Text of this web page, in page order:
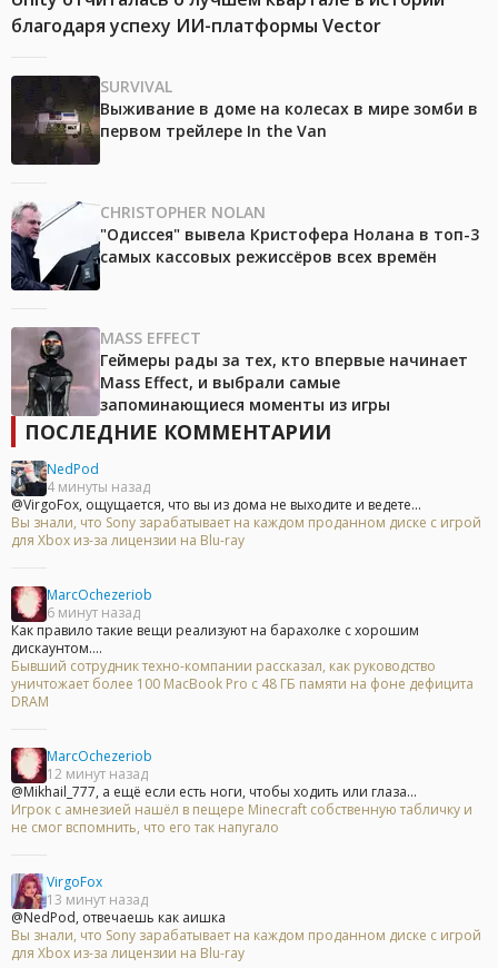
благодаря успеху ИИ-платформы Vector
SURVIVAL
Выживание в доме на колесах в мире зомби в
первом трейлере In the Van
CHRISTOPHER NOLAN
"Одиссея" вывела Кристофера Нолана в топ-3
самых кассовых режиссёров всех времён
MASS EFFECT
Геймеры рады за тех, кто впервые начинает
Mass Effect, и выбрали самые
запоминающиеся моменты из игры
ПОСЛЕДНИЕ КОММЕНТАРИИ
NedPod
4 минуты назад
@VirgoFox, ощущается, что вы из дома не выходите и ведете...
Вы знали, что Sony зарабатывает на каждом проданном диске с игрой
для Xbox из-за лицензии на Blu-ray
MarcOchezeriob
6 минут назад
Как правило такие вещи реализуют на барахолке с хорошим
дискаунтом....
Бывший сотрудник техно-компании рассказал, как руководство
уничтожает более 100 MacBook Pro с 48 ГБ памяти на фоне дефицита
DRAM
MarcOchezeriob
12 минут назад
@Mikhail_777, а ещё если есть ноги, чтобы ходить или глаза...
Игрок с амнезией нашёл в пещере Minecraft собственную табличку и
не смог вспомнить, что его так напугало
VirgoFox
13 минут назад
@NedPod, отвечаешь как аишка
Вы знали, что Sony зарабатывает на каждом проданном диске с игрой
для Xbox из-за лицензии на Blu-ray